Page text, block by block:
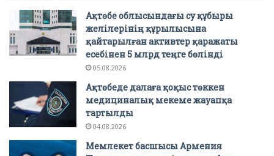
Ақтөбе облысындағы су құбыры
желілерінің құрылысына
қайтарылған активтер қаражаты
есебінен 5 млрд теңге бөлінді
05.08.2026
Ақтөбеде далаға қоқыс төккен
медициналық мекеме жауапқа
тартылды
04.08.2026
Мемлекет басшысы Армения